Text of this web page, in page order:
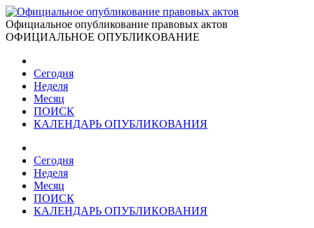
Официальное опубликование правовых актов
ОФИЦИАЛЬНОЕ ОПУБЛИКОВАНИЕ
Сегодня
Неделя
Месяц
ПОИСК
КАЛЕНДАРЬ ОПУБЛИКОВАНИЯ
Сегодня
Неделя
Месяц
ПОИСК
КАЛЕНДАРЬ ОПУБЛИКОВАНИЯ